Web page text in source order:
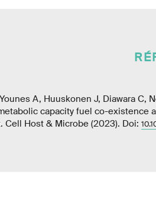
A, Huuskonen J, Diawara C,
capacity fuel co-existence
Cell Host & Microbe (2023). Doi: